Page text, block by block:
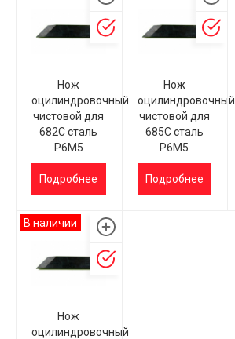
Нож
оцилиндровочный
чистовой для
682С сталь
Р6М5
Подробнее
Нож
оцилиндровочный
чистовой для
685С сталь
Р6М5
Подробнее
В наличии
Нож
оцилиндровочный